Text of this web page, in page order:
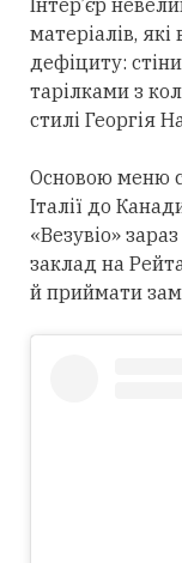
Інтер’єр
матеріалів,
дефіциту:
тарілками з
стилі Георгія
Основою меню
Італії до
«Везувіо»
заклад на
й приймати